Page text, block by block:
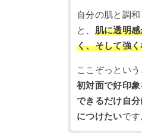
自分の肌と調
と、 肌に透明
く、そして強
ここぞっとい
初対面で好印象
できるだけ自
につけたいです